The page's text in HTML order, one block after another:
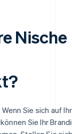
Nische
Sie sich auf
Sie Ihr